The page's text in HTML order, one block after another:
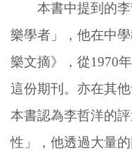
本書中提到的李
樂學者」，他在中
樂文摘》，從1970
這份期刊。亦在其
本書認為李哲洋的
性」，他透過大量